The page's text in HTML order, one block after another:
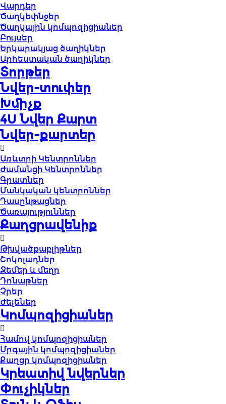
Վարդեր
Ծաղկեփնջեր
Ծաղկային կոմպոզիցիաներ
Բույսեր
Երկարակյաց ծաղիկներ
Արհեստական ծաղիկներ
Տորթեր
Նվեր-տուփեր
Խմիչք
4U Նվեր Քարտ
Նվեր-քարտեր
Առևտրի Կենտրոններ
Ժամանցի Կենտրոններ
Գրատներ
Մանկական կենտրոններ
Դասընթացներ
Ծառայություններ
Քաղցրավենիք
Թխվածքաբլիթներ
Շոկոլադներ
Ջեմեր և մեղր
Դոնաթներ
Չրեր
Ժելեներ
Կոմպոզիցիաներ
Համով կոմպոզիցիաներ
Մրգային կոմպոզիցիաներ
Քաղցր կոմպոզիցիաներ
Կրեատիվ նվերներ
Փուչիկներ